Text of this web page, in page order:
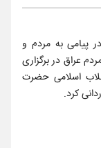
پیامی به مردم و
عراق در برگزاری
اسلامی حضرت
کرد.